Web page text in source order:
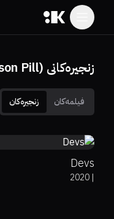
زنجیرەکانی (Alison Pill)
فیلمەکان زنجیرەکان 7.7
Devs
|
2020